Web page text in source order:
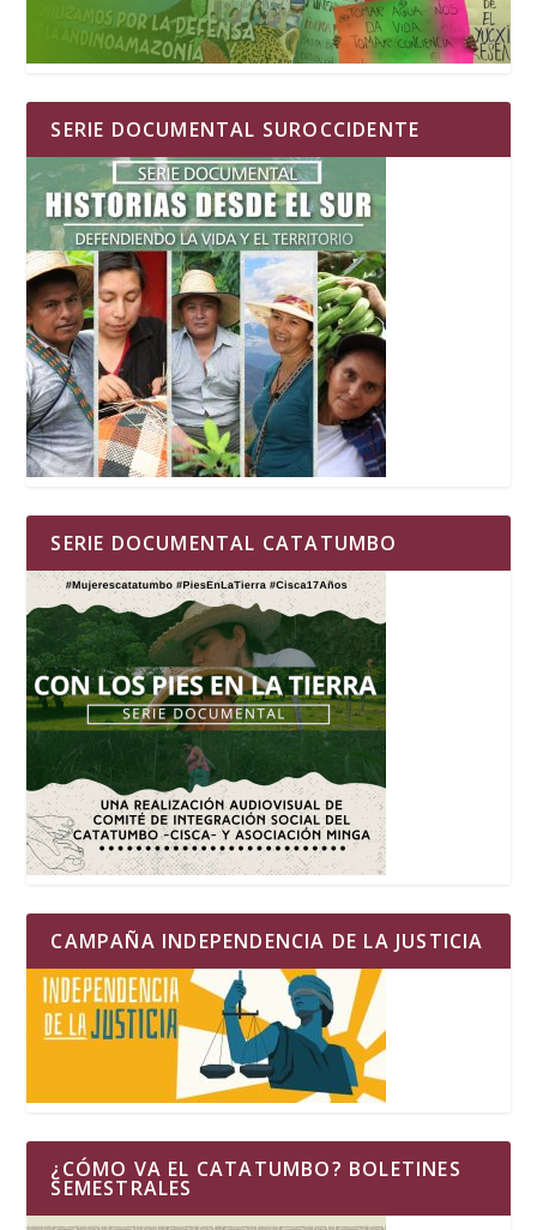
SERIE DOCUMENTAL SUROCCIDENTE
SERIE DOCUMENTAL CATATUMBO
CAMPAÑA INDEPENDENCIA DE LA JUSTICIA
¿CÓMO VA EL CATATUMBO? BOLETINES
SEMESTRALES